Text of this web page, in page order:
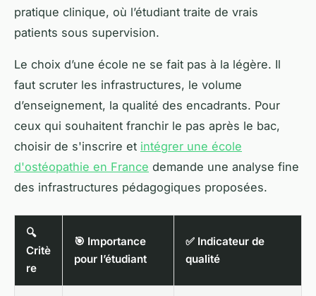
pratique clinique, où l’étudiant traite de vrais
patients sous supervision.
Le choix d’une école ne se fait pas à la légère. Il
faut scruter les infrastructures, le volume
d’enseignement, la qualité des encadrants. Pour
ceux qui souhaitent franchir le pas après le bac,
choisir de s'inscrire et intégrer une école
d'ostéopathie en France demande une analyse fine
des infrastructures pédagogiques proposées.
🔍
Critè
re
🎯 Importance
pour l’étudiant
✅ Indicateur de
qualité